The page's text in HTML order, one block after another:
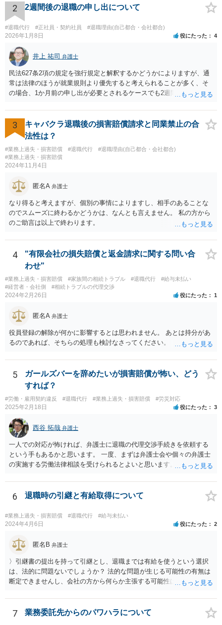
2 2週間後の退職の申し出について
#退職代行 #正社員・契約社員 #退職理由(自己都合・会社都合)
2026年1月8日 役にたった 4
井上 祐司 弁護士
民法627条2項の規定を強行規定と解釈するかどうかによりますが、通
常は法律のほうが就業規則より優先すると考えられることが多く、そ
の場合、1か月前の申し出が必要とされるケースでも2週間前の退職予
申し出は世間のあらゆる業種で広く採用されたルールであり、それ自
体が不合理と判断されるようなものではないため、就業規則・退職金
規程において「正当な理由なく会社の承認を得ずに退職した場合や引
継ぎを行わずに退職した場合に退職金を減額ないし不支給とする」旨
の条項が設けられている場合、その制約を受けることは考えられま
す。
3
キャバクラ退職後の損害賠償請求と同業禁止の合
法性は？
#業務上過失・損害賠償 #退職代行
#退職理由(自己都合・会社都合)
#業務上過失・損害賠償
2024年11月4日
匿名A 弁護士
なり得ると考えますが、個別の事情によりますし、相手のあることな
のでスムーズに終わるかどうかは、なんとも言えません。 私の方から
のご助言は以上で終わります。
4
"有限会社の損失賠償と返金請求に関する問い合
わせ"
#業務上過失・損害賠償 #家族間の相続トラブル #退職代行
#給与未払い
#経営者・会社側
#相続トラブルの代理交渉
2024年2月26日 役にたった 1
匿名A 弁護士
役員登録の解除が何かに影響するとは思われません。 あとは持分があ
るのであれば、そちらの処理も検討なさってください。
5
ガールズバーを辞めたいが損害賠償が怖い、どう
すれば？
#労働・雇用契約違反 #退職代行 #業務上過失・損害賠償 #労災対応
2025年2月18日 役にたった 3
西谷 拓哉 弁護士
一人での対応が怖ければ、弁護士に退職の代理交渉手続きを依頼する
という手もあるかと思います。 一度、まずは弁護士会や個々の弁護士
の実施する労働法律相談を受けられるとよいと思います。
6 退職時の引継と有給取得について
#業務上過失・損害賠償 #退職代行 #給与未払い
2024年4月6日 役にたった 2
匿名B 弁護士
〉引継書の提出を持って引継とし、退職までは有給を使うという選択
は、法的に問題ないでしょうか？ 法的な問題が生じる可能性の有無は
断定できませんし、会社の方から何らか主張する可能性はあります。
ん。 それよりも、書いておられる事情がある場合は、いつ、どのよう
な方法で、退職の意思及び退職日まで全日有給休暇を使用することを
会社に伝えるかが、問題になるかもしれないです。 場合よっては退職
7 業務委託先からのパワハラについて